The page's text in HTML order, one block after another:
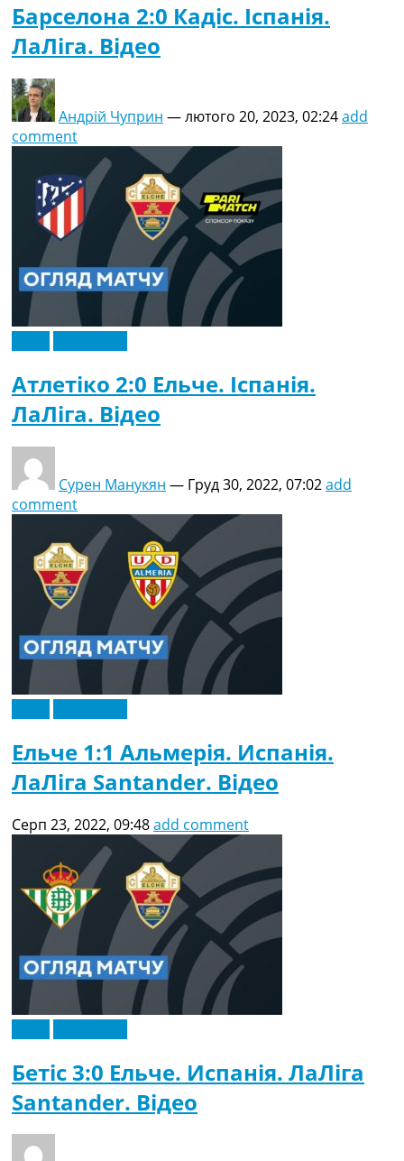
Барселона 2:0 Кадіс. Іспанія.
ЛаЛіга. Відео
Андрій Чуприн —лютого 20, 2023, 02:24add
comment
Атлетіко 2:0 Ельче. Іспанія.
ЛаЛіга. Відео
Сурен Манукян — Груд 30, 2022, 07:02add
comment
Ельче 1:1 Альмерія. Испанія.
ЛаЛіга Santander. Відео
Серп 23, 2022, 09:48add comment
Бетіс 3:0 Ельче. Испанія. ЛаЛіга
Santander. Відео